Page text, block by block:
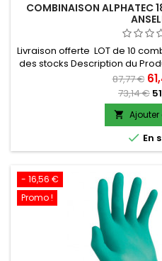
COMBINAISON ALPHATEC
Livraison offerte LOT de 10
des stocks Description du
1800 Standard de la marque
protection optimale dans
multiples. Elle est idéale
besoin d'une combinaison à
87,77 €
73,14 €

 En
- 16,56 €
Promo !